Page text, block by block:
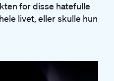
for disse hatefulle
livet, eller skulle hun